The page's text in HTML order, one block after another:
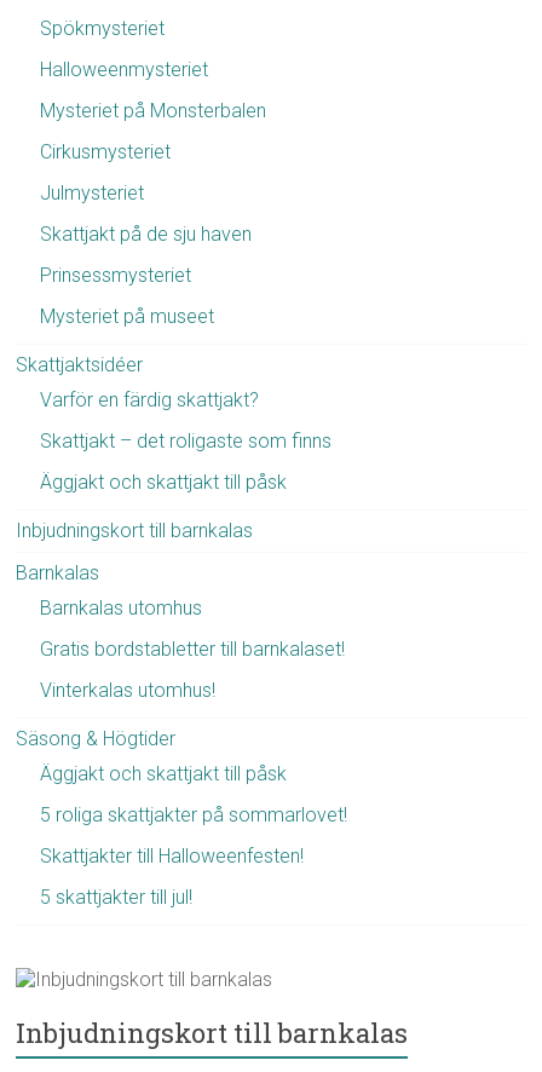
Spökmysteriet
Halloweenmysteriet
Mysteriet på Monsterbalen
Cirkusmysteriet
Julmysteriet
Skattjakt på de sju haven
Prinsessmysteriet
Mysteriet på museet
Skattjaktsidéer
Varför en färdig skattjakt?
Skattjakt – det roligaste som finns
Äggjakt och skattjakt till påsk
Inbjudningskort till barnkalas
Barnkalas
Barnkalas utomhus
Gratis bordstabletter till barnkalaset!
Vinterkalas utomhus!
Säsong & Högtider
Äggjakt och skattjakt till påsk
5 roliga skattjakter på sommarlovet!
Skattjakter till Halloweenfesten!
5 skattjakter till jul!
Inbjudningskort till barnkalas